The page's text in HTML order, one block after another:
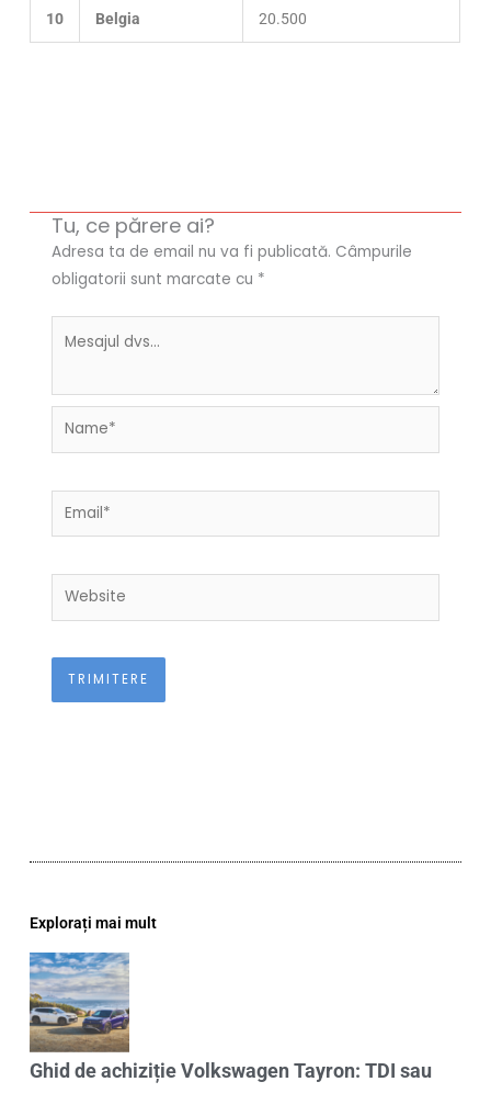
10 Belgia 20.500
Tu, ce părere ai?
Adresa ta de email nu va fi publicată. Câmpurile
obligatorii sunt marcate cu *
Name*
Email*
Website
Explorați mai mult
Ghid de achiziție Volkswagen Tayron: TDI sau